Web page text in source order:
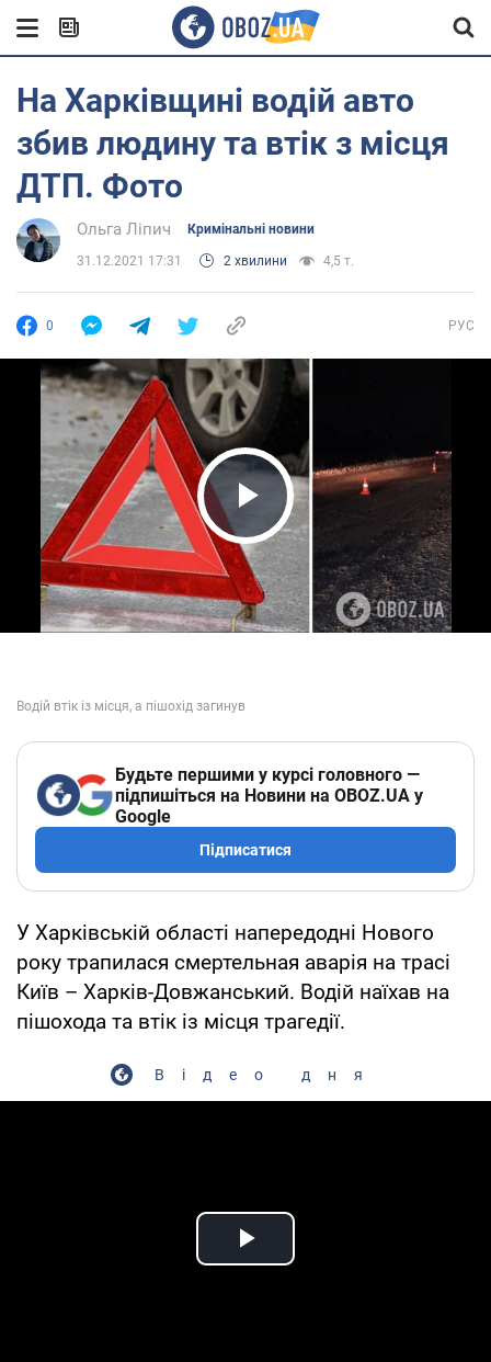
На Харківщині водій авто
збив людину та втік з місця
ДТП. Фото
Ольга Ліпич Кримінальні новини
31.12.2021 17:31 2 хвилини 4,5 т.
0 РУС
Play Video
Будьте першими у курсі головного —
підпишіться на Новини на OBOZ.UA у
Google
Підписатися
У Харківській області напередодні Нового
року трапилася смертельная аварія на трасі
Київ – Харків-Довжанський. Водій наїхав на
пішохода та втік із місця трагедії.
Відео дня
Play Video